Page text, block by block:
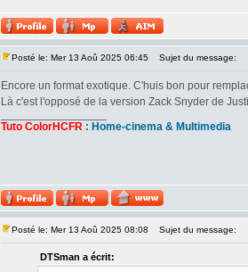
Posté le: Mer 13 Aoû 2025 06:45 Sujet du message:
Encore un format exotique. C'huis bon pour
Là c'est l'opposé de la version Zack Snyder de
Tuto ColorHCFR : Home-cinema & Multimedia
Posté le: Mer 13 Aoû 2025 08:08 Sujet du message:
DTSman a écrit: